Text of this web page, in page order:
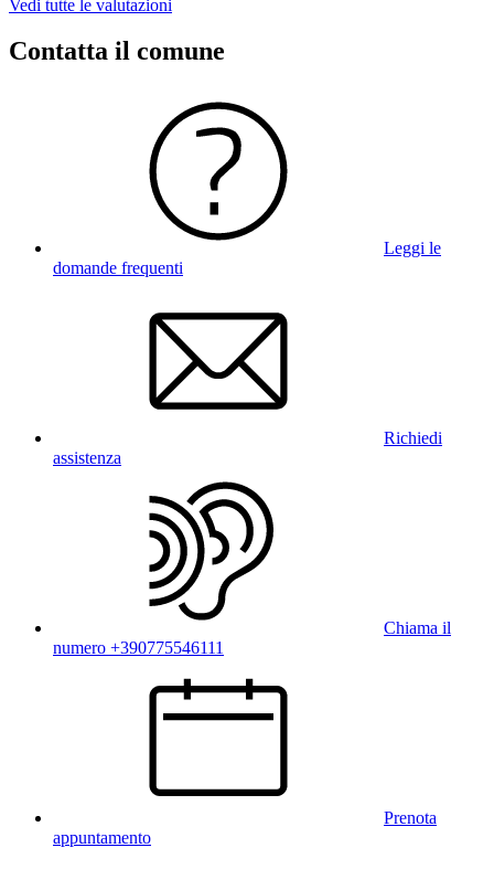
Vedi tutte le valutazioni
Contatta il comune
Leggi le
domande frequenti
Richiedi
assistenza
Chiama il
numero +390775546111
Prenota
appuntamento